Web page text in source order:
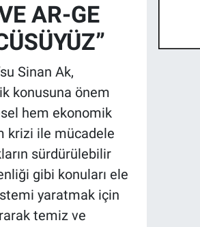
AR-GE
Sinan Ak,
konusuna önem
hem ekonomik
krizi ile mücadele
sürdürülebilir
gibi konuları ele
yaratmak için
temiz ve